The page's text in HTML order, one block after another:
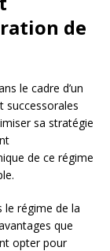
de
le cadre d’un
successorales
sa stratégie
de ce régime
le régime de la
que
opter pour